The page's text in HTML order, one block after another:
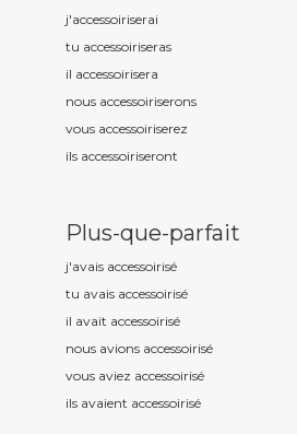
j'accessoiriserai
tu accessoiriseras
il accessoirisera
nous accessoiriserons
vous accessoiriserez
ils accessoiriseront
Plus-que-parfait
j'avais accessoirisé
tu avais accessoirisé
il avait accessoirisé
nous avions accessoirisé
vous aviez accessoirisé
ils avaient accessoirisé